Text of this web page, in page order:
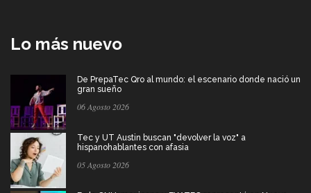
Lo más nuevo
De PrepaTec Qro al mundo: el escenario donde nació un
gran sueño
06 Agosto 2026
Tec y UT Austin buscan "devolver la voz" a
hispanohablantes con afasia
05 Agosto 2026